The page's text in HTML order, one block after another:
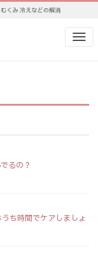
くみ 冷えなどの解消
るの？
ち時間でケアしましょ